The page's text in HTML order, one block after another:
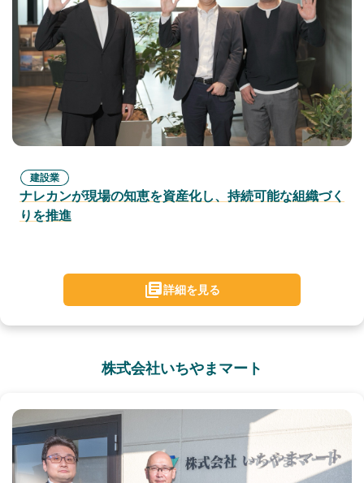
建設業
ナレカンが現場の知恵を資産化し、持続可能な組織づく
りを推進
詳細を見る
株式会社いちやまマート